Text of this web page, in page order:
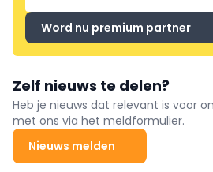
Word nu premium partner
Zelf nieuws te delen?
Heb je nieuws dat relevant is voor
met ons via het meldformulier.
Nieuws melden